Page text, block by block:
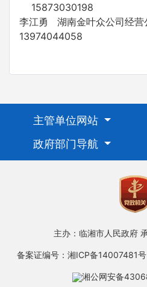
15873030198
李江勇 湖南金叶众公司经营
13974044058
主管单位网站
政府部门导航
主办：临湘市人民政府
备案证编号：湘ICP备14007481号
湘公网安备